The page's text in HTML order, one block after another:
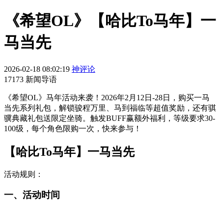
《希望OL》【哈比To马年】一
马当先
2026-02-18 08:02:19 神评论
17173 新闻导语
《希望OL》马年活动来袭！2026年2月12日-28日，购买一马
当先系列礼包，解锁骏程万里、马到福临等超值奖励，还有骐
骥典藏礼包送限定坐骑。触发BUFF赢额外福利，等级要求30-
100级，每个角色限购一次，快来参与！
【哈比To马年】一马当先
活动规则：
一、活动时间